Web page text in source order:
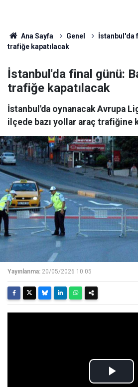
Ana Sayfa Genel
İstanbul'da
trafiğe kapatılacak
İstanbul'da final günü:
trafiğe kapatılacak
İstanbul'da oynanacak Avrupa
ilçede bazı yollar araç trafiğine
Yayınlanma: 20/05/2026 10:05